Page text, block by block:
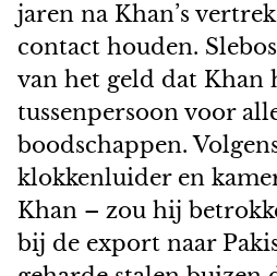
jaren na Khan’s
contact houden.
van het geld dat Khan
tussenpersoon voor
boodschappen.
klokkenluider en
Khan – zou hij
bij de export naar